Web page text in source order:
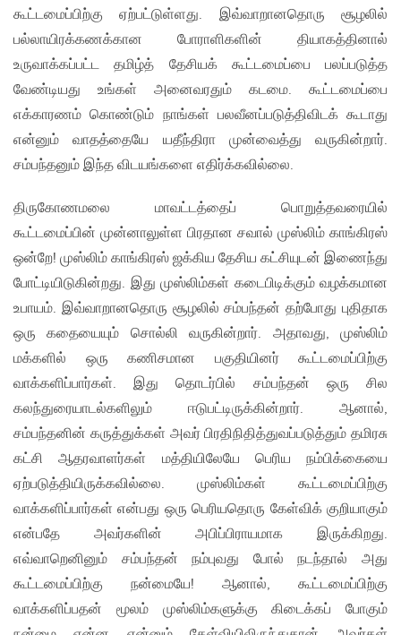
கூட்டமைப்பிற்கு ஏற்பட்டுள்ளது. இவ்வாறானதொரு சூழலில்
பல்லாயிரக்கணக்கான போராளிகளின் தியாகத்தினால்
உருவாக்கப்பட்ட தமிழ்த் தேசியக் கூட்டமைப்பை பலப்படுத்த
வேண்டியது உங்கள் அனைவரதும் கடமை. கூட்டமைப்பை
எக்காரணம் கொண்டும் நாங்கள் பலவீனப்படுத்திவிடக் கூடாது
என்னும் வாதத்தையே யதீந்திரா முன்வைத்து வருகின்றார்.
சம்பந்தனும் இந்த விடயங்களை எதிர்க்கவில்லை.
திருகோணமலை மாவட்டத்தைப் பொறுத்தவரையில்
கூட்டமைப்பின் முன்னாலுள்ள பிரதான சவால் முஸ்லிம் காங்கிரஸ்
ஒன்றே! முஸ்லிம் காங்கிரஸ் ஜக்கிய தேசிய கட்சியுடன் இணைந்து
போட்டியிடுகின்றது. இது முஸ்லிம்கள் கடைபிடிக்கும் வழக்கமான
உபாயம். இவ்வாறானதொரு சூழலில் சம்பந்தன் தற்போது புதிதாக
ஒரு கதையையும் சொல்லி வருகின்றார். அதாவது, முஸ்லிம்
மக்களில் ஒரு கணிசமான பகுதியினர் கூட்டமைப்பிற்கு
வாக்களிப்பார்கள். இது தொடர்பில் சம்பந்தன் ஒரு சில
கலந்துரையாடல்களிலும் ஈடுபட்டிருக்கின்றார். ஆனால்,
சம்பந்தனின் கருத்துக்கள் அவர் பிரதிநிதித்துவப்படுத்தும் தமிரசு
கட்சி ஆதரவாளர்கள் மத்தியிலேயே பெரிய நம்பிக்கையை
ஏற்படுத்தியிருக்கவில்லை. முஸ்லிம்கள் கூட்டமைப்பிற்கு
வாக்களிப்பார்கள் என்பது ஒரு பெரியதொரு கேள்விக் குறியாகும்
என்பதே அவர்களின் அபிப்பிராயமாக இருக்கிறது.
எவ்வாறெனினும் சம்பந்தன் நம்புவது போல் நடந்தால் அது
கூட்டமைப்பிற்கு நன்மையே! ஆனால், கூட்டமைப்பிற்கு
வாக்களிப்பதன் மூலம் முஸ்லிம்களுக்கு கிடைக்கப் போகும்